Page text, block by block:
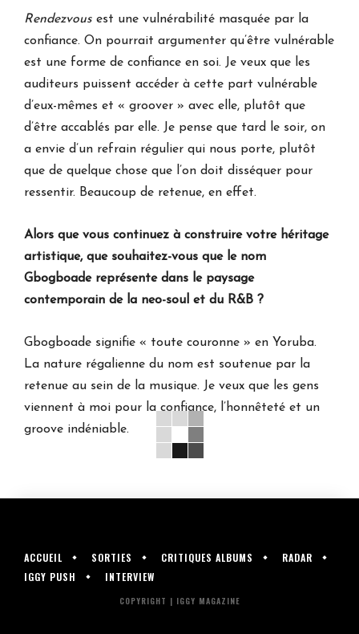
Rendezvous est une vulnérabilité masquée par la
confiance. On pourrait argumenter qu’être vulnérable
est une forme de confiance en soi. Je veux que les
auditeurs puissent accéder à cette part vulnérable
d’eux-mêmes et « groover » avec elle, plutôt que
d’être accablés par elle. Je pense que tard le soir, on
a envie d’un refrain régulier qui nous porte, plutôt
que de quelque chose que l’on doit disséquer pour
ressentir. Beaucoup de retenue, en effet.
Alors que vous continuez à construire votre héritage
artistique, que souhaitez-vous que le nom
Gbogboade représente dans le paysage
contemporain de la neo-soul et du R&B ?
Gbogboade signifie « toute couronne » en Yoruba.
La nature régalienne du nom est soutenue par la
retenue au sein de la musique. Je veux que les gens
viennent à moi pour la confiance, l’honnêteté et un
groove indéniable.
ACCUEIL SORTIES CRITIQUES ALBUMS
RADAR
IGGY PUSH
INTERVIEW
COPYRIGHT | IGGY MAGAZINE